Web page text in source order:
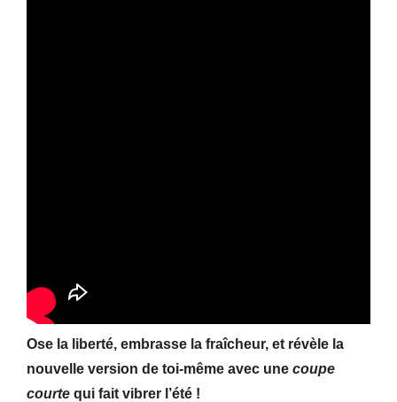
Ose la liberté, embrasse la fraîcheur, et révèle la
nouvelle version de toi-même avec une coupe
courte qui fait vibrer l’été !